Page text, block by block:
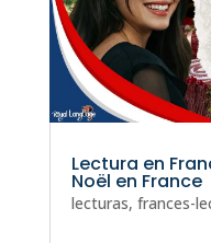
Lectura en
Noël en France
lecturas, frances-